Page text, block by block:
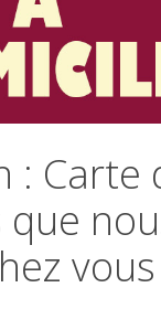
: Carte
vous